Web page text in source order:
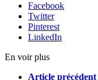
Facebook
Twitter
Pinterest
LinkedIn
En voir plus
Article précédent